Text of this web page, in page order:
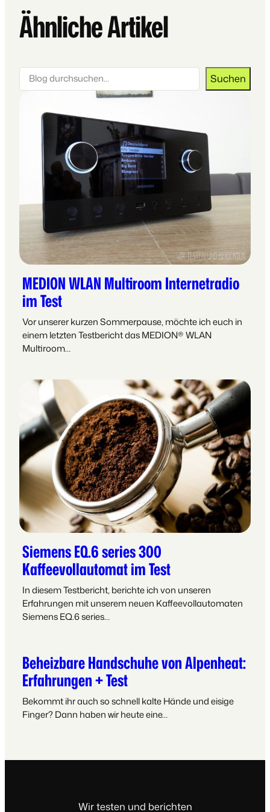
Ähnliche Artikel
Suchen Suchen
MEDION WLAN Multiroom Internetradio
im Test
Vor unserer kurzen Sommerpause, möchte ich euch in
einem letzten Testbericht das MEDION® WLAN
Multiroom…
Siemens EQ.6 series 300
Kaffeevollautomat im Test
In diesem Testbericht, berichte ich von unseren
Erfahrungen mit unserem neuen Kaffeevollautomaten
Siemens EQ.6 series…
Beheizbare Handschuhe von Alpenheat:
Erfahrungen + Test
Bekommt ihr auch so schnell kalte Hände und eisige
Finger? Dann haben wir heute eine…
Wir testen und berichten